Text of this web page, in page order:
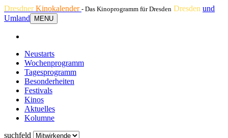
DresdnerKinokalender - Das Kinoprogramm für Dresden Dresden und
Umland
MENU
Neustarts
Wochenprogramm
Tagesprogramm
Besonderheiten
Festivals
Kinos
Aktuelles
Kolumne
suchfeld